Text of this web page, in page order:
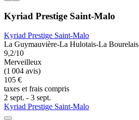
Kyriad Prestige Saint-Malo
Kyriad Prestige Saint-Malo
La Guymauvière-La Hulotais-La Bourelais
9,2/10
Merveilleux
(1 004 avis)
105 €
taxes et frais compris
2 sept. - 3 sept.
Kyriad Prestige Saint-Malo